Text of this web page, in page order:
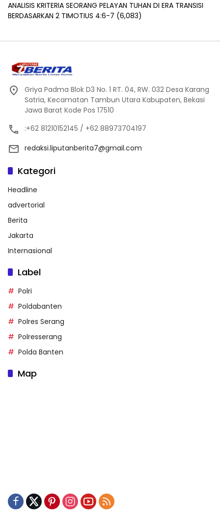
ANALISIS KRITERIA SEORANG PELAYAN TUHAN DI ERA TRANSISI
BERDASARKAN 2 TIMOTIUS 4:6-7 (6,083)
Griya Padma Blok D3 No. 1 RT. 04, RW. 032 Desa Karang
Satria, Kecamatan Tambun Utara Kabupaten, Bekasi
Jawa Barat Kode Pos 17510
:+62 81210152145 / +62 88973704197
redaksi.liputanberita7@gmail.com
Kategori
Headline
advertorial
Berita
Jakarta
Internasional
Label
Polri
Poldabanten
Polres Serang
Polresserang
Polda Banten
Map